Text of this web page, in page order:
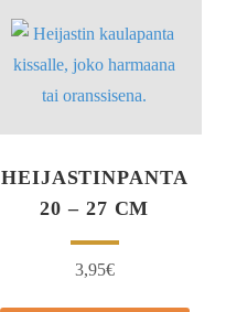
HEIJASTINPANTA
20 – 27 CM
3,95€